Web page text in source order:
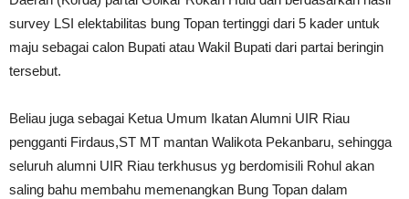
survey LSI elektabilitas bung Topan tertinggi dari 5 kader untuk
maju sebagai calon Bupati atau Wakil Bupati dari partai beringin
tersebut.
Beliau juga sebagai Ketua Umum Ikatan Alumni UIR Riau
pengganti Firdaus,ST MT mantan Walikota Pekanbaru, sehingga
seluruh alumni UIR Riau terkhusus yg berdomisili Rohul akan
saling bahu membahu memenangkan Bung Topan dalam